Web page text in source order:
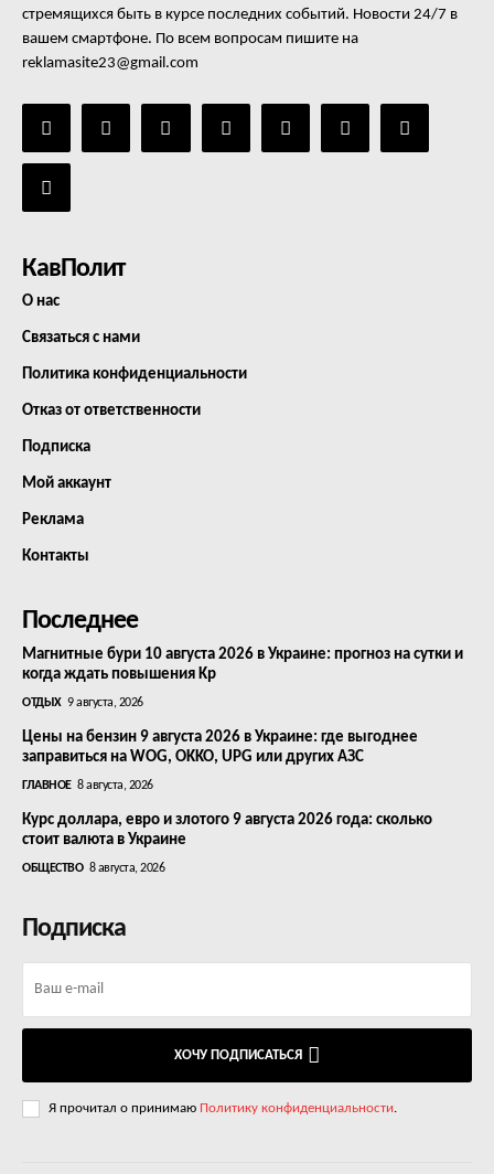
стремящихся быть в курсе последних событий. Новости 24/7 в
вашем смартфоне. По всем вопросам пишите на
reklamasite23@gmail.com
КавПолит
О нас
Связаться с нами
Политика конфиденциальности
Отказ от ответственности
Подписка
Мой аккаунт
Реклама
Контакты
Последнее
Магнитные бури 10 августа 2026 в Украине: прогноз на сутки и
когда ждать повышения Kp
ОТДЫХ 9 августа, 2026
Цены на бензин 9 августа 2026 в Украине: где выгоднее
заправиться на WOG, OKKO, UPG или других АЗС
ГЛАВНОЕ 8 августа, 2026
Курс доллара, евро и злотого 9 августа 2026 года: сколько
стоит валюта в Украине
ОБЩЕСТВО 8 августа, 2026
Подписка
ХОЧУ ПОДПИСАТЬСЯ
Я прочитал о принимаю Политику конфиденциальности.